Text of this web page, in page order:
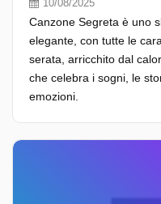
10/08/2025
Canzone Segreta è uno
elegante, con tutte le
serata, arricchito dal
che celebra i sogni, le
emozioni.